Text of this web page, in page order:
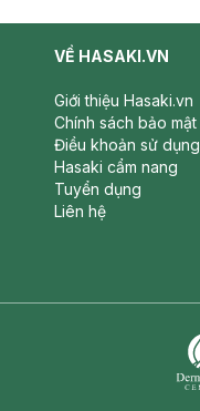
VỀ HASAKI.VN
Giới thiệu Hasaki.vn
Chính sách bảo mật
Điều khoản sử dụng
Hasaki cẩm nang
Tuyển dụng
Liên hệ